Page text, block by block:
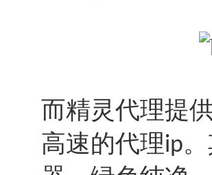
而精灵代理提
高速的代理ip